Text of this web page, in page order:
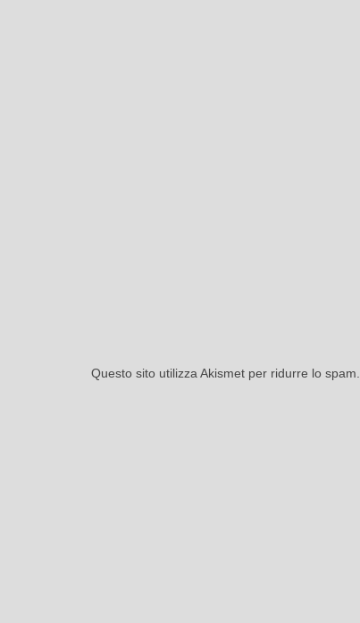
Questo sito utilizza Akismet per ridurre lo spam.